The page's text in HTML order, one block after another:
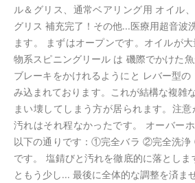
ル＆グリス、通常ベアリング用 オイル
グリス 補充完了！その他...医療用超音波
ます。 まずはオープンです。オイルが
物系スピニングリール は 磯際でかけた
ブレーキをかけれるようにと レバー型
み込まれております。これが結構な複雑
まい壊してしまう方が居られます。注
汚れはそれ程なかったです。 オーバー
以下の通りです：①完全バラ ②完全洗
です。 塩錆びと汚れを徹底的に落とし
ともう少し... 最後に全体的な調整を済ま